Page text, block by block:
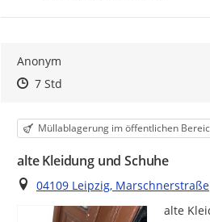
Anonym
Zeitpunkt des Erstellens
Zeitpunkt des Erstellens
7 StdZur Äußerung
Kategorie
Müllablagerung im öffentlichen
alte Kleidung und Schuhe
Ort
04109 Leipzig, Marschnerstraße
alte